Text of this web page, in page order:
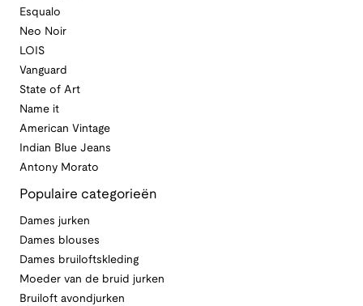
Esqualo
Neo Noir
LOIS
Vanguard
State of Art
Name it
American Vintage
Indian Blue Jeans
Antony Morato
Populaire categorieën
Dames jurken
Dames blouses
Dames bruiloftskleding
Moeder van de bruid jurken
Bruiloft avondjurken